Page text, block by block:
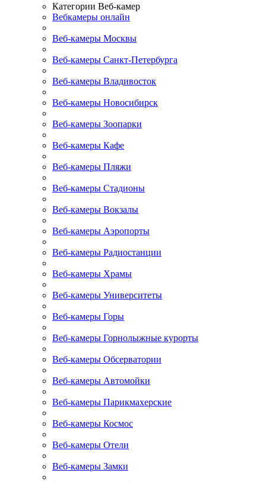
Категории Веб-камер
Вебкамеры онлайн
Веб-камеры Москвы
Веб-камеры Санкт-Петербурга
Веб-камеры Владивосток
Веб-камеры Новосибирск
Веб-камеры Зоопарки
Веб-камеры Кафе
Веб-камеры Пляжи
Веб-камеры Стадионы
Веб-камеры Вокзалы
Веб-камеры Аэропорты
Веб-камеры Радиостанции
Веб-камеры Храмы
Веб-камеры Университеты
Веб-камеры Горы
Веб-камеры Горнолыжные курорты
Веб-камеры Обсерватории
Веб-камеры Автомойки
Веб-камеры Парикмахерские
Веб-камеры Космос
Веб-камеры Отели
Веб-камеры Замки